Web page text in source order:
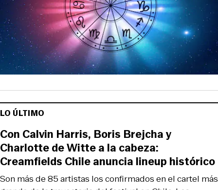
LO ÚLTIMO
Son más de 85 artistas los confirmados en el cartel más
Con Calvin Harris, Boris Brejcha y
Charlotte de Witte a la cabeza:
Creamfields Chile anuncia lineup histórico